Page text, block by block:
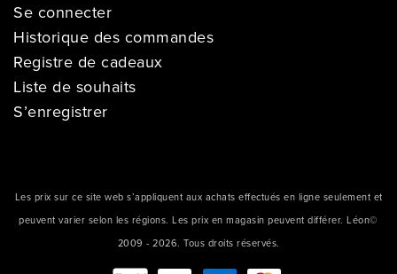
Se connecter
Historique des commandes
Registre de cadeaux
Liste de souhaits
S’enregistrer
Les prix sur ce site web s’appliquent aux achats effectués en ligne seulement et
peuvent varier selon les régions. Les prix en magasin peuvent différer. Léon©
2009 - 2026. Tous droits réservés.